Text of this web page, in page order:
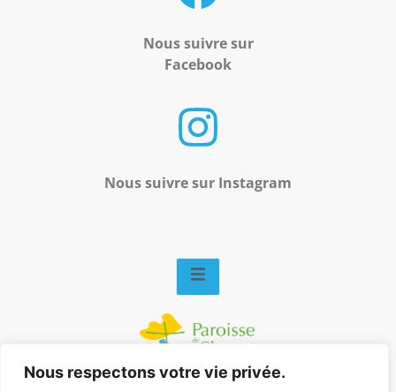
Nous respectons votre vie privée.
Nous suivre sur
Facebook
Nous suivre sur Instagram
Mentions légales–Nous contacter